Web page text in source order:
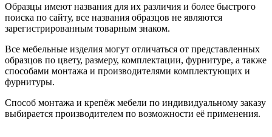
Образцы имеют названия для их различия и более быстрого
поиска по сайту, все названия образцов не являются
зарегистрированным товарным знаком.
Все мебельные изделия могут отличаться от представленных
образцов по цвету, размеру, комплектации, фурнитуре, а также
способами монтажа и производителями комплектующих и
фурнитуры.
Способ монтажа и крепёж мебели по индивидуальному заказу
выбирается производителем по возможности её применения.